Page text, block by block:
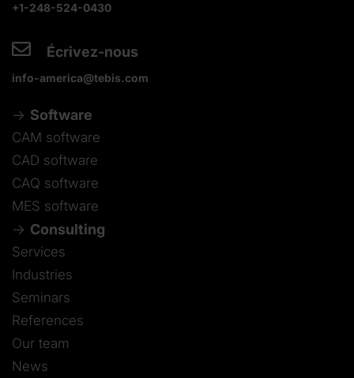
+1-248-524-0430
Écrivez-nous
info-america@tebis.com
Software
CAM software
CAD software
CAQ software
MES software
Consulting
Services
Industries
Seminars
References
Our team
News